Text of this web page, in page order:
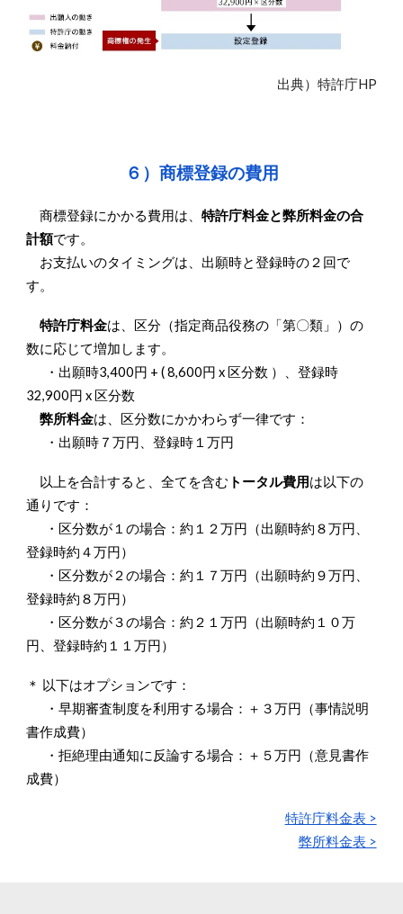
出典）特許庁HP
６ ）商標登録の費用
商標登録にかかる費用は、特許庁料金と弊所料金の合
計額です。
お支払いのタイミングは、出願時と登録時の２回で
す。
特許庁料金は、区分（指定商品役務の「第〇類」）の
数に応じて増加します。
・出願時3,400円 + ( 8,600円 x 区分数 ）、登録時
32,900円 x 区分数
弊所料金は、区分数にかかわらず一律です：
・出願時７万円、登録時１万円
以上を合計すると、全てを含む トータル費用は以下の
通りです：
・区分数が１の場合：約１２万円（出願時約８万円、
登録時約４万円）
・区分数が２の場合：約１７万円（出願時約９万円、
登録時約８万円）
・区分数が３の場合：約２１万円（出願時約１０万
円、登録時約１１万円）
＊ 以下はオプションです：
・早期審査制度を利用する場合：＋３万円（事情説明
書作成費）
・拒絶理由通知に反論する場合：＋５万円（意見書作
成費）
特許庁料金表 >
弊所料金表 >